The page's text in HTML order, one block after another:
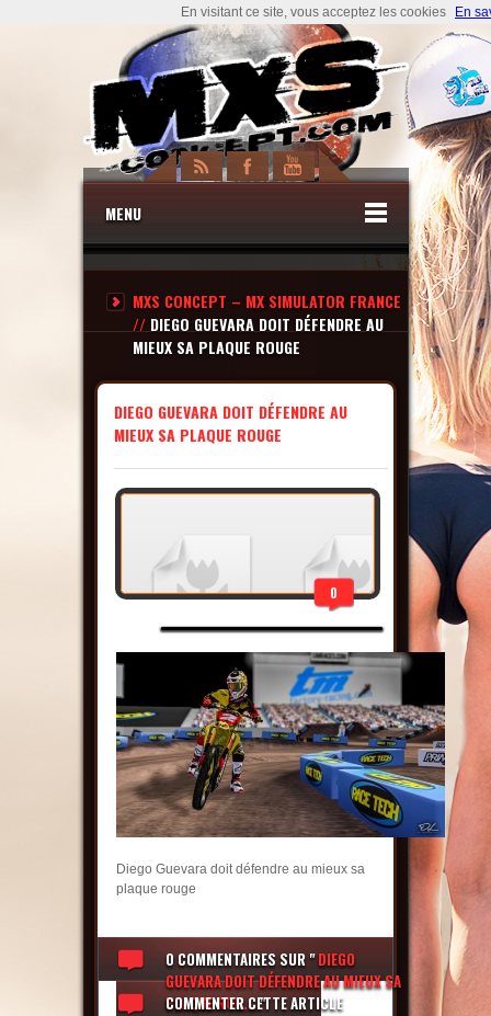
MENU
MXS CONCEPT – MX SIMULATOR FRANCE
// DIEGO GUEVARA DOIT DÉFENDRE AU
MIEUX SA PLAQUE ROUGE
DIEGO GUEVARA DOIT DÉFENDRE AU
MIEUX SA PLAQUE ROUGE
0
Diego Guevara doit défendre au mieux sa
plaque rouge
0 COMMENTAIRESSUR "DIEGO
GUEVARA DOIT DÉFENDRE AU MIEUX SA
PLAQUE ROU..."
COMMENTER CETTE ARTICLE
En visitant ce site, vous acceptez les cookies En